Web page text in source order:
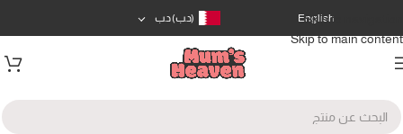
Skip to navigation
Skip to main content
English (د.ب)د.ب